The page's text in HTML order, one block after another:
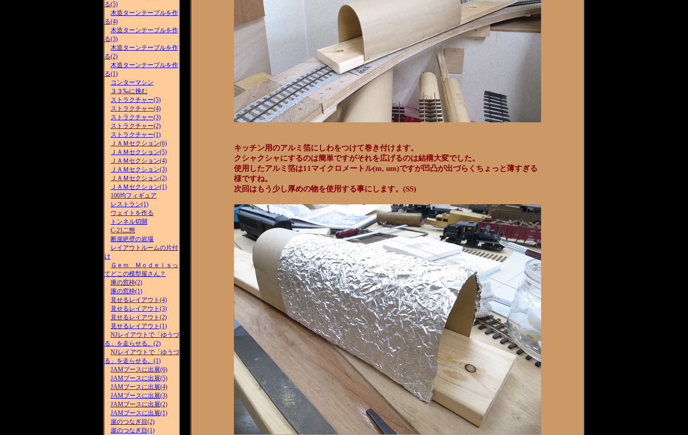
る(5)
木造ターンテーブルを作
る(4)
木造ターンテーブルを作
る(3)
木造ターンテーブルを作
る(2)
木造ターンテーブルを作
る(1)
コンターマシン
３３‰に挑む
ストラクチャー(5)
ストラクチャー(4)
ストラクチャー(3)
ストラクチャー(2)
ストラクチャー(1)
ＪＡＭセクション(6)
ＪＡＭセクション(5)
ＪＡＭセクション(4)
ＪＡＭセクション(3)
ＪＡＭセクション(2)
ＪＡＭセクション(1)
100均フィギュア
レストラン(1)
ウェイトを作る
トンネル切開
C-21二態
断崖絶壁の岩場
レイアウトルームの片付
け
Ｇｅｍ Ｍｏｄｅｌｓっ
てどこの模型屋さん？
庫の窓枠(2)
庫の窓枠(1)
見せるレイアウト(4)
見せるレイアウト(3)
見せるレイアウト(2)
見せるレイアウト(1)
NJレイアウトで「ゆうづ
る」を走らせる。(2)
NJレイアウトで「ゆうづ
る」を走らせる。(1)
JAMブースに出展(6)
JAMブースに出展(5)
JAMブースに出展(4)
JAMブースに出展(3)
JAMブースに出展(2)
JAMブースに出展(1)
崖のつなぎ目(2)
崖のつなぎ目(1)
キッチン用のアルミ箔にしわをつけて巻き付けます。
クシャクシャにするのは簡単ですがそれを広げるのは結構大変でした。
使用したアルミ箔は11マイクロメートル(m, um)ですが凹凸が出づらくちょっと薄すぎる
様ですね。
次回はもう少し厚めの物を使用する事にします。(SS)